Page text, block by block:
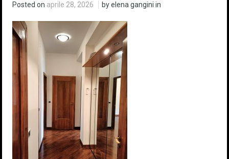
Posted on aprile 28, 2026 by elena gangini in